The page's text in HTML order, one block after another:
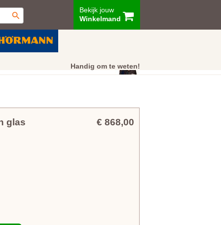
Bekijk jouw
Winkelmand
Handig om te weten!
Klantenservice
glas € 868,00